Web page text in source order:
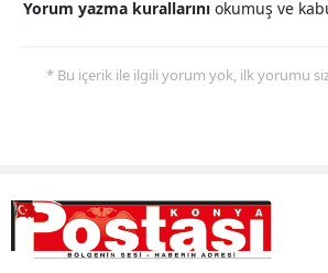
Yorum yazma kurallarını okumuş ve
* Bu içerik ile ilgili yorum yok, ilk yorumu siz